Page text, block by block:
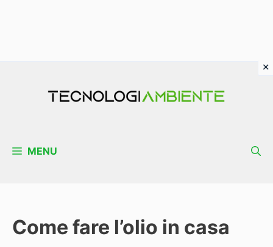
MENU
Come fare l’olio in casa